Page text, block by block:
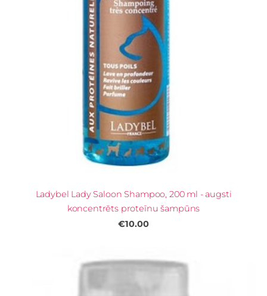
Ladybel Lady Saloon Shampoo, 200 ml - augsti
koncentrēts proteīnu šampūns
€10.00